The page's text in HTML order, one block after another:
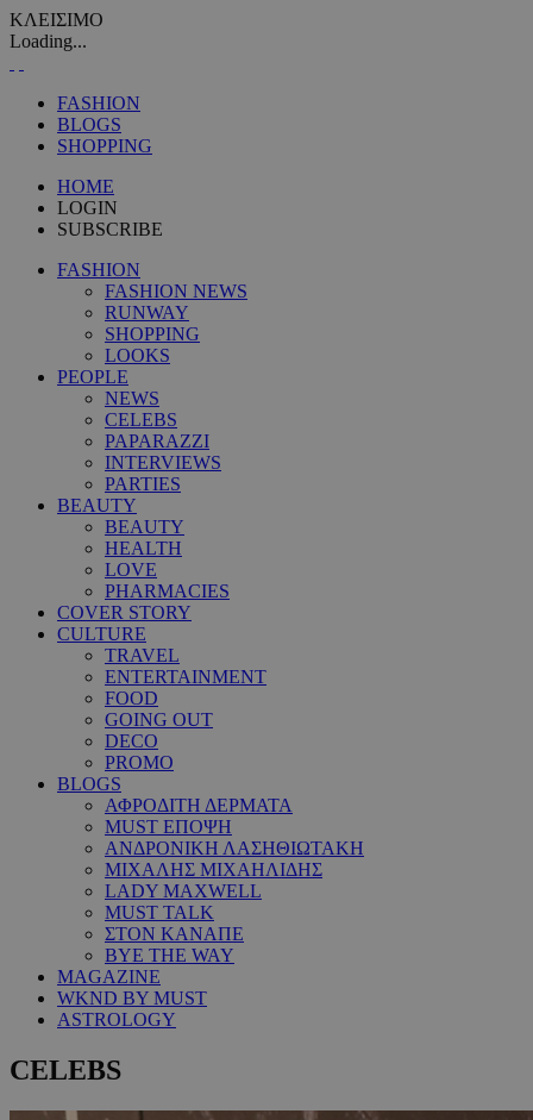
ΚΛΕΙΣΙΜΟ
Loading...
FASHION
BLOGS
SHOPPING
HOME
LOGIN
SUBSCRIBE
FASHION
FASHION NEWS
RUNWAY
SHOPPING
LOOKS
PEOPLE
NEWS
CELEBS
PAPARAZZI
INTERVIEWS
PARTIES
BEAUTY
BEAUTY
HEALTH
LOVE
PHARMACIES
COVER STORY
CULTURE
TRAVEL
ENTERTAINMENT
FOOD
GOING OUT
DECO
PROMO
BLOGS
ΑΦΡΟΔΙΤΗ ΔΕΡΜΑΤΑ
MUST ΕΠΟΨΗ
ΑΝΔΡΟΝΙΚΗ ΛΑΣΗΘΙΩΤΑΚΗ
ΜΙΧΑΛΗΣ ΜΙΧΑΗΛΙΔΗΣ
LADY MAXWELL
MUST TALK
ΣΤΟΝ ΚΑΝΑΠΕ
BYE THE WAY
MAGAZINE
WKND BY MUST
ASTROLOGY
CELEBS